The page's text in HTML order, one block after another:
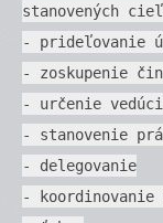
stanovených
- prideľovanie
- zoskupenie
- určenie
- stanovenie
- delegovanie
-